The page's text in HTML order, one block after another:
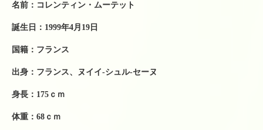
名前：コレンティン・ムーテット
誕生日：1999年4月19日
国籍：フランス
出身：フランス、ヌイイ-シュル-セーヌ
身長：175ｃｍ
体重：68ｃｍ
中古硬式テニスラケット